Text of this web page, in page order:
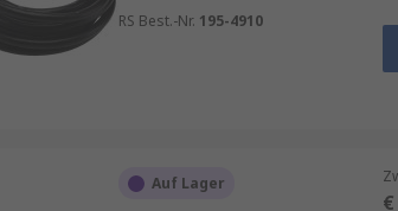
wird häufig bei DisplayPort-fähigen PC-
PCs verwendet, einschließlich
RS Best.-Nr. 195-4910
Auf Lager